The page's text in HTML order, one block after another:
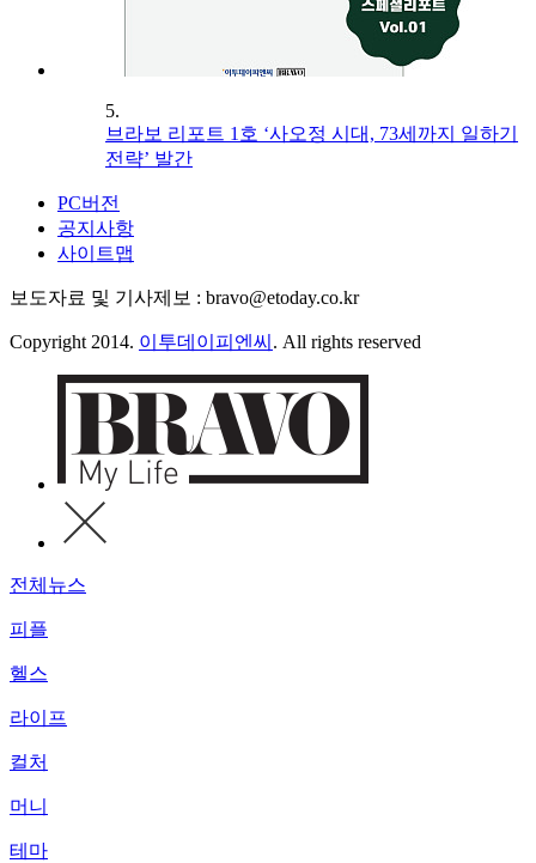
5.
브라보 리포트 1호 ‘사오정 시대, 73세까지 일하기
전략’ 발간
PC버전
공지사항
사이트맵
보도자료 및 기사제보 : bravo@etoday.co.kr
Copyright 2014. 이투데이피엔씨 . All rights reserved
전체뉴스
피플
헬스
라이프
컬처
머니
테마